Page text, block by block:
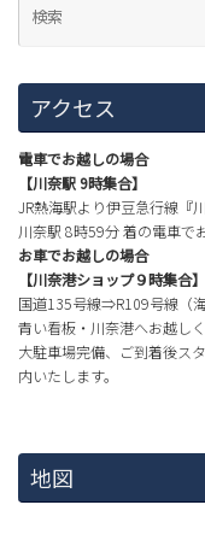
アクセス
電車でお越しの場合
【川奈駅 9時集合】
JR熱海駅より伊豆急行線『
川奈駅 8時59分 着の電車で
お車でお越しの場合
【川奈港ショップ９時集合】
国道135号線⇒R109号線（海
青い看板・川奈港へお越しく
大駐車場完備、ご到着後ス
内いたします。
地図